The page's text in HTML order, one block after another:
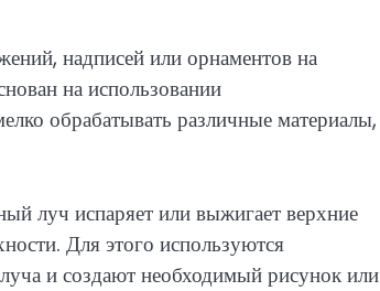
надписей или орнаментов на
на использовании
обрабатывать различные материалы,
луч испаряет или выжигает верхние
Для этого используются
и создают необходимый рисунок или